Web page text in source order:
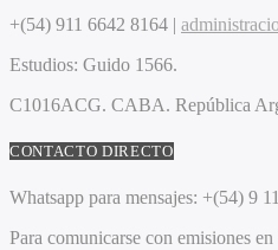
+(54) 911 6642 8164 |
Estudios: Guido 1566.
C1016ACG. CABA. República
CONTACTO DIRECTO
Whatsapp para mensajes: +(54) 9
Para comunicarse con emisiones